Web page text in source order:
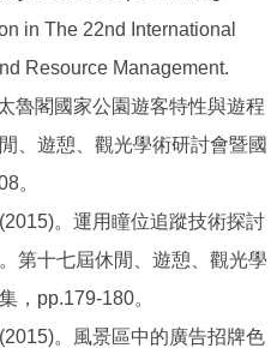
in The 22nd International
Resource Management.
魯閣國家公園遊客特性與遊程
、遊憩、觀光學術研討會暨國
。
。運用瞳位追蹤技術探討
第十七屆休閒、遊憩、觀光學
，pp.179-180。
。風景區中的廣告招牌色